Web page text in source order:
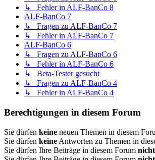
↳ Fehler in ALF-BanCo 8
ALF-BanCo 7
↳ Fragen zu ALF-BanCo 7
↳ Fehler in ALF-BanCo 7
ALF-BanCo 6
↳ Fragen zu ALF-BanCo 6
↳ Fehler in ALF-BanCo 6
↳ Beta-Tester gesucht
↳ Fragen zu ALF-BanCo 4
↳ Fehler in ALF-BanCo 4
Berechtigungen in diesem Forum
Sie dürfen keine neuen Themen in diesem
Sie dürfen keine Antworten zu Themen in
Sie dürfen Ihre Beiträge in diesem Forum nicht